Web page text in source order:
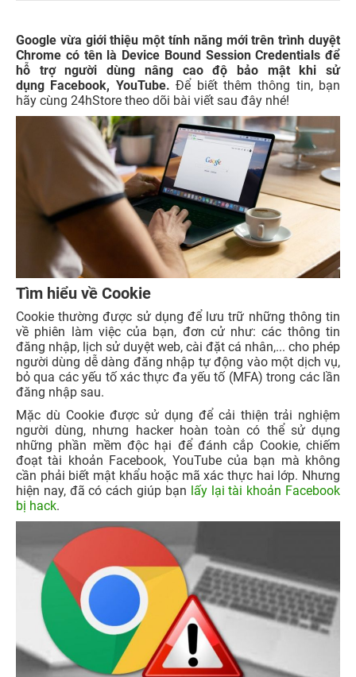
Google vừa giới thiệu một tính năng mới trên trình duyệt
Chrome có tên là Device Bound Session Credentials để
hỗ trợ người dùng nâng cao độ bảo mật khi sử
dụng Facebook, YouTube. Để biết thêm thông tin, bạn
hãy cùng 24hStore theo dõi bài viết sau đây nhé!
Tìm hiểu về Cookie
Cookie thường được sử dụng để lưu trữ những thông tin
về phiên làm việc của bạn, đơn cử như: các thông tin
đăng nhập, lịch sử duyệt web, cài đặt cá nhân,... cho phép
người dùng dễ dàng đăng nhập tự động vào một dịch vụ,
bỏ qua các yếu tố xác thực đa yếu tố (MFA) trong các lần
đăng nhập sau.
Mặc dù Cookie được sử dụng để cải thiện trải nghiệm
người dùng, nhưng hacker hoàn toàn có thể sử dụng
những phần mềm độc hại để đánh cắp Cookie, chiếm
đoạt tài khoản Facebook, YouTube của bạn mà không
cần phải biết mật khẩu hoặc mã xác thực hai lớp. Nhưng
hiện nay, đã có cách giúp bạn lấy lại tài khoản Facebook
bị hack.